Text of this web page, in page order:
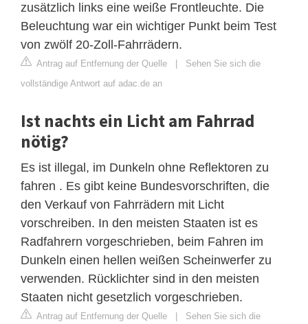
zusätzlich links eine weiße Frontleuchte. Die
Beleuchtung war ein wichtiger Punkt beim Test
von zwölf 20-Zoll-Fahrrädern.
Antrag auf Entfernung der Quelle | Sehen Sie sich die
vollständige Antwort auf adac.de an
Ist nachts ein Licht am Fahrrad
nötig?
Es ist illegal, im Dunkeln ohne Reflektoren zu
fahren . Es gibt keine Bundesvorschriften, die
den Verkauf von Fahrrädern mit Licht
vorschreiben. In den meisten Staaten ist es
Radfahrern vorgeschrieben, beim Fahren im
Dunkeln einen hellen weißen Scheinwerfer zu
verwenden. Rücklichter sind in den meisten
Staaten nicht gesetzlich vorgeschrieben.
Antrag auf Entfernung der Quelle | Sehen Sie sich die